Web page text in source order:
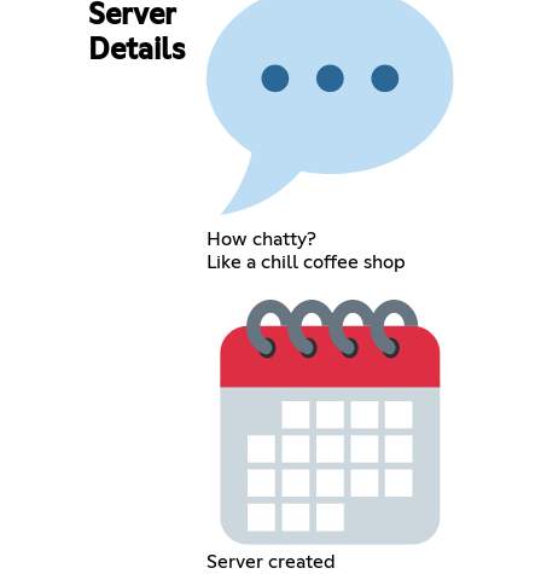
Server
Details
How chatty?
Like a chill coffee shop
Server created